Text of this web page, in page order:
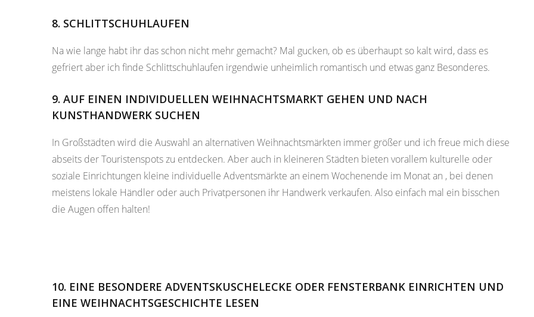
8. SCHLITTSCHUHLAUFEN
Na wie lange habt ihr das schon nicht mehr gemacht? Mal gucken, ob es überhaupt so kalt wird, dass es
gefriert aber ich finde Schlittschuhlaufen irgendwie unheimlich romantisch und etwas ganz Besonderes.
9. AUF EINEN INDIVIDUELLEN WEIHNACHTSMARKT GEHEN UND NACH
KUNSTHANDWERK SUCHEN
In Großstädten wird die Auswahl an alternativen Weihnachtsmärkten immer größer und ich freue mich diese
abseits der Touristenspots zu entdecken. Aber auch in kleineren Städten bieten vorallem kulturelle oder
soziale Einrichtungen kleine individuelle Adventsmärkte an einem Wochenende im Monat an , bei denen
meistens lokale Händler oder auch Privatpersonen ihr Handwerk verkaufen. Also einfach mal ein bisschen
die Augen offen halten!
10. EINE BESONDERE ADVENTSKUSCHELECKE ODER FENSTERBANK EINRICHTEN UND
EINE WEIHNACHTSGESCHICHTE LESEN